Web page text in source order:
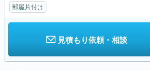
部屋片付け
見積もり依頼・相談